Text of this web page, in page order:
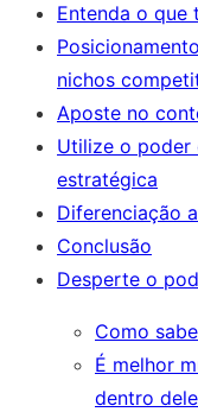
Entenda o que
nichos
Aposte no
Utilize o poder
estratégica
Diferenciação
Conclusão
Desperte o
Como
É melhor
dentro